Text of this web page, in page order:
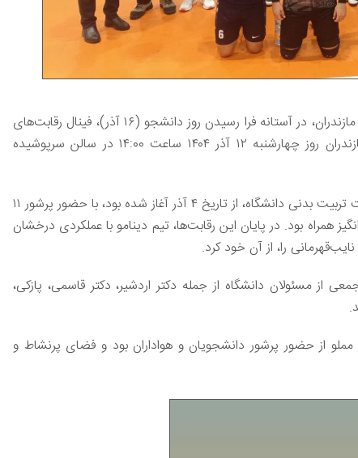
به گزارش روابط عمومی دانشگاه علوم و فنون مازندران، در آستانه فرا رسیدن روز دانشجو (۱۶ آذر)، فینال رقابت‌های
فوتسال دانشجویان پسر دانشگاه علوم و فنون مازندران روز چهارشنبه ۱۲ آذر ۱۴۰۴ ساعت ۱۴:۰۰ در سالن سرپوشیده
بر اساس این گزارش، این مسابقات که به همت تربیت بدنی دانشگاه، از تاریخ ۴ آذر آغاز شده بود، با حضور پرشور ۱۱
بیش از ۳۰ دیدار هیجان‌انگیز همراه بود. در پایان این رقابت‌ها، تیم دینامو با عملکردی درخشان
را، از آن خود کرد.
مسئولان دانشگاه از جمله دکتر اردشیر، دکتر قاسمی، پازکی،
از حضور پرشور دانشجویان و هواداران بود و فضای پرنشاط و